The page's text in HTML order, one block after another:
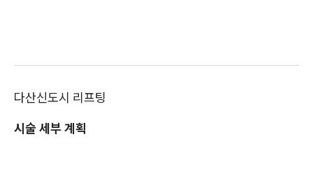
다산신도시 리프팅
시술 세부 계획